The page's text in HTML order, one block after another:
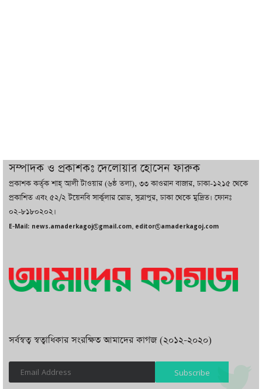
বাজারে কাঁচা মরিচে ‘আগুন’, ‘এত দাম তো
আগে দেখিনি’
সম্পাদক ও প্রকাশকঃ দেলোয়ার হোসেন ফারুক
প্রকাশক কর্তৃক শাহ্ আলী টাওয়ার (৬ষ্ঠ তলা), ৩৩ কাওরান বাজার, ঢাকা-১২১৫ থেকে
প্রকাশিত এবং ৫২/২ টয়েনবি সার্কুলার রোড, সুত্রাপুর, ঢাকা থেকে মুদ্রিত। ফোনঃ
০২-৮১৮০২০২।
E-Mail: news.amaderkagoj@gmail.com, editor@amaderkagoj.com
সর্বস্বত্ব স্বত্বাধিকার সংরক্ষিত আমাদের কাগজ (২০১২-২০২০)